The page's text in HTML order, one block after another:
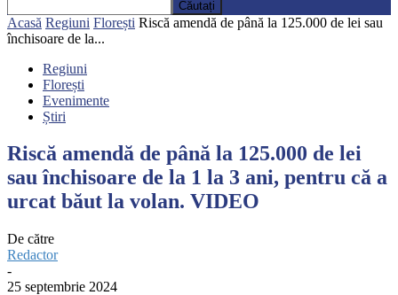
Acasă Regiuni Florești Riscă amendă de până la 125.000 de lei sau
închisoare de la...
Regiuni
Florești
Evenimente
Știri
Riscă amendă de până la 125.000 de lei
sau închisoare de la 1 la 3 ani, pentru că a
urcat băut la volan. VIDEO
De către
Redactor
-
25 septembrie 2024